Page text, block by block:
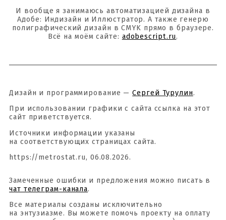
И вообще я занимаюсь автоматизацией дизайна в
Адобе: Индизайн и Иллюстратор. А также генерю
полиграфический дизайн в CMYK прямо в браузере.
Всё на моём сайте: adobescript.ru.
Дизайн и программирование —Сергей Турулин.
При использовании графики с сайта ссылка на этот
сайт приветствуется.
Источники информации указаны
на соответствующих страницах сайта.
https://metrostat.ru, 06.08.2026.
Замеченные ошибки и предложения можно писать в
чат телеграм-канала.
Все материалы созданы исключительно
на энтузиазме. Вы можете помочь проекту на оплату